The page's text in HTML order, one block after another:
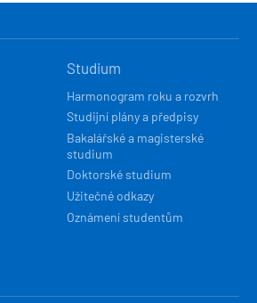
Studium
Harmonogram roku a rozvrh
Studijní plány a předpisy
Bakalářské a magisterské
studium
Doktorské studium
Užitečné odkazy
Oznámení studentům